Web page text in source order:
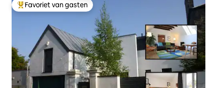
Topfavoriet van gasten
Favoriet van gasten